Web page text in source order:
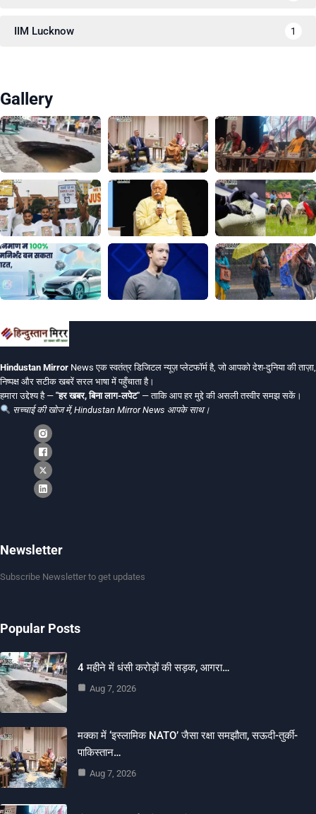
IIM Lucknow 1
Gallery
Hindustan Mirror News एक स्वतंत्र डिजिटल न्यूज़ प्लेटफॉर्म है, जो आपको देश-दुनिया की ताज़ा,
निष्पक्ष और सटीक खबरें सरल भाषा में पहुँचाता है।
हमारा उद्देश्य है — "हर खबर, बिना लाग-लपेट" — ताकि आप हर मुद्दे की असली तस्वीर समझ सकें।
सच्चाई की खोज में, Hindustan Mirror News आपके साथ।
Newsletter
Subscribe Newsletter to get updates
Popular Posts
4 महीने में धंसी करोड़ों की सड़क, आगरा…
Aug 7, 2026
मक्का में ‘इस्लामिक NATO’ जैसा रक्षा समझौता, सऊदी-तुर्की-
पाकिस्तान…
Aug 7, 2026